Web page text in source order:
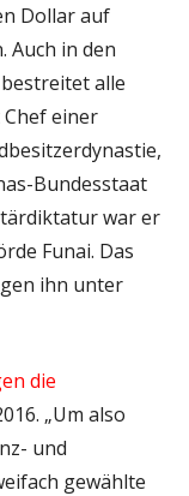
Dollar auf
Auch in den
alle
einer
Bundesstaat
war er
Funai. Das
ihn unter
die
„Um also
und
gewählte